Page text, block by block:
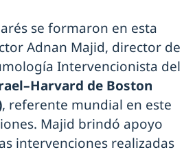
se formaron en esta
Adnan Majid, director de
Intervencionista del
de Boston
, referente mundial en este
Majid brindó apoyo
intervenciones realizadas